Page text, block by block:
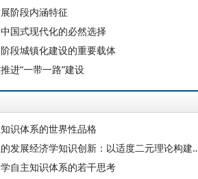
阶段内涵特征
国式现代化的必然选择
段城镇化建设的重要载体
进“一带一路”建设
识体系的世界性品格
宋圭武：属于中国自主的发展经济学
自主知识体系的若干思考